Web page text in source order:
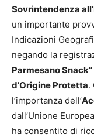
Sovrintendenza
un importante
Indicazioni
negando la
Parmesano Snack”
d’Origine Protetta.
l’importanza dell’
dall’Unione
ha consentito di